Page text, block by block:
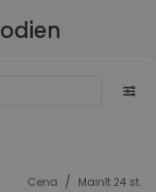
Cena / Mainīt 24 st.